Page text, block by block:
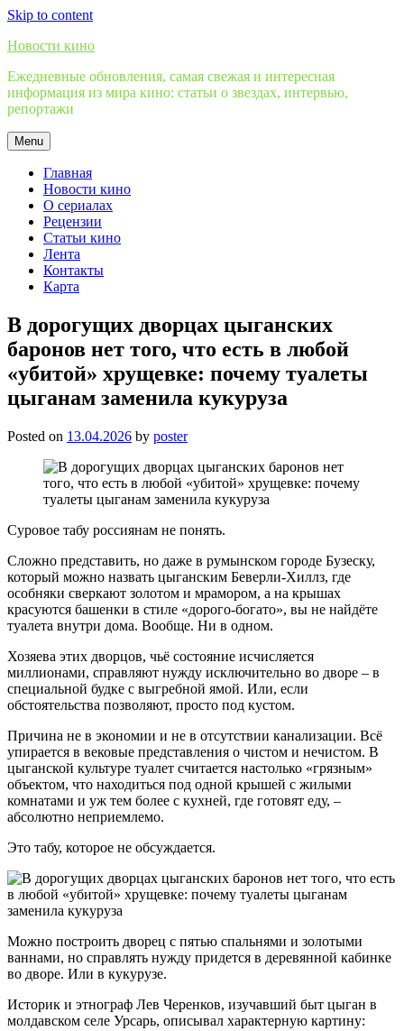
Skip to content
Новости кино
Ежедневные обновления, самая свежая и интересная
информация из мира кино: статьи о звездах, интервью,
репортажи
Menu
Главная
Новости кино
О сериалах
Рецензии
Статьи кино
Лента
Контакты
Карта
В дорогущих дворцах цыганских
баронов нет того, что есть в любой
«убитой» хрущевке: почему туалеты
цыганам заменила кукуруза
Posted on 13.04.2026 by poster
Суровое табу россиянам не понять.
Сложно представить, но даже в румынском городе Бузеску,
который можно назвать цыганским Беверли-Хиллз, где
особняки сверкают золотом и мрамором, а на крышах
красуются башенки в стиле «дорого-богато», вы не найдёте
туалета внутри дома. Вообще. Ни в одном.
Хозяева этих дворцов, чьё состояние исчисляется
миллионами, справляют нужду исключительно во дворе – в
специальной будке с выгребной ямой. Или, если
обстоятельства позволяют, просто под кустом.
Причина не в экономии и не в отсутствии канализации. Всё
упирается в вековые представления о чистом и нечистом. В
цыганской культуре туалет считается настолько «грязным»
объектом, что находиться под одной крышей с жилыми
комнатами и уж тем более с кухней, где готовят еду, –
абсолютно неприемлемо.
Это табу, которое не обсуждается.
Можно построить дворец с пятью спальнями и золотыми
ваннами, но справлять нужду придется в деревянной кабинке
во дворе. Или в кукурузе.
Историк и этнограф Лев Черенков, изучавший быт цыган в
молдавском селе Урсарь, описывал характерную картину: